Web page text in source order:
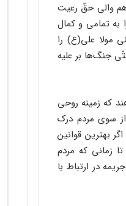
والی حقّ رعیت
به تمامی و کمال
مولا علی(ع) را
جنگ‌ها بر علیه
که زمینه روحی
سوی مردم درک
بهترین قوانین
زمانی که مردم
در ارتباط با